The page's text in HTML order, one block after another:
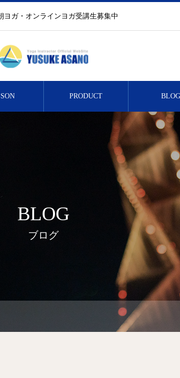
ヨガ・オンラインヨガ受講生募集中
PRODUCT BLOG
BLOG
ブログ